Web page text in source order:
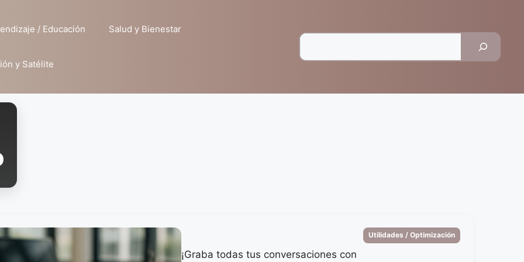
/ Educación Salud y Bienestar
y Satélite
¡Graba todas tus conversaciones con
Categorias
Utilidades / Optimización